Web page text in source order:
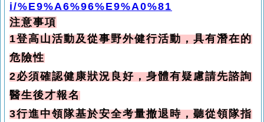
i/%E9%A6%96%E9%A0%81
注意事項
1登高山活動及從事野外健行活動，具有潛在的
危險性
2必須確認健康狀況良好 ，身體有疑慮請先諮詢
醫生後才報名
3行進中領隊基於安全考量撤退時 ，聽從領隊指